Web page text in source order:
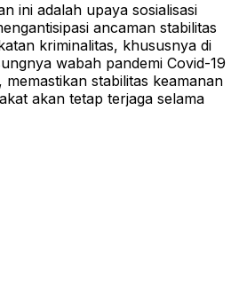
ini adalah upaya sosialisasi
ancaman stabilitas
kriminalitas, khususnya di
wabah pandemi Covid-19
stabilitas keamanan
akan tetap terjaga selama